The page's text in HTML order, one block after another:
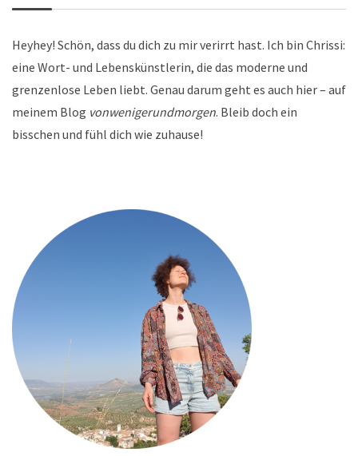
Heyhey! Schön, dass du dich zu mir verirrt hast. Ich bin Chrissi:
eine Wort- und Lebenskünstlerin, die das moderne und
grenzenlose Leben liebt. Genau darum geht es auch hier – auf
meinem Blog vonwenigerundmorgen. Bleib doch ein
bisschen und fühl dich wie zuhause!